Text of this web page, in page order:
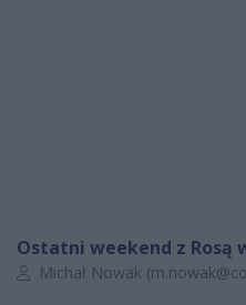
Ostatni weekend z Rosą
Autor artykułu:
Michał Nowak (